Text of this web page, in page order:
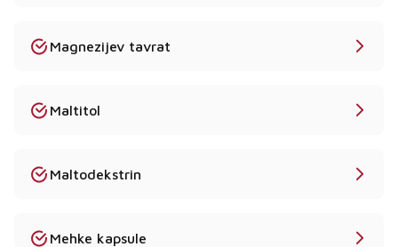
Magnezijev tavrat
Maltitol
Maltodekstrin
Mehke kapsule